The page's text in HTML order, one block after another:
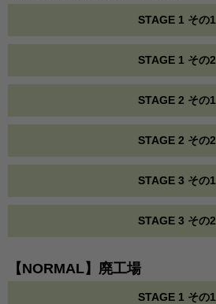
STAGE 1 その1
STAGE 1 その2
STAGE 2 その1
STAGE 2 その2
STAGE 3 その1
STAGE 3 その2
【NORMAL】廃工場
STAGE 1 その1